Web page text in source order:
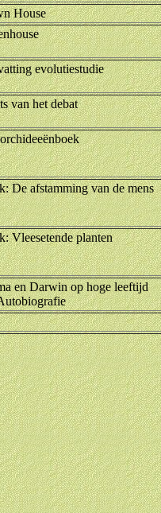
House
evolutiestudie
van het debat
De afstamming van de mens
Vleesetende planten
en Darwin op hoge leeftijd